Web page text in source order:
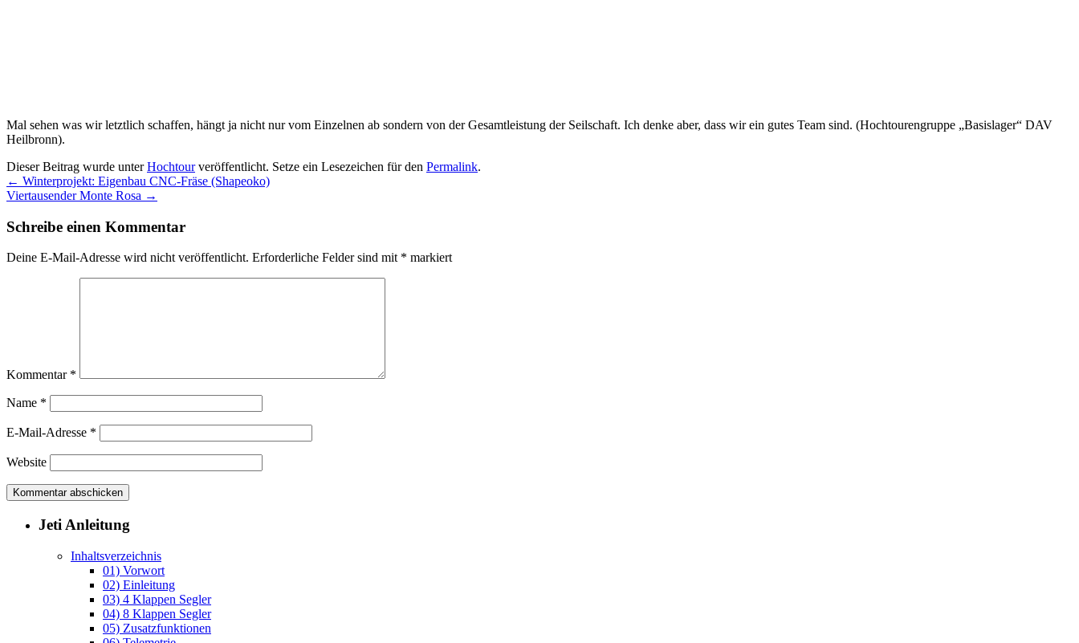
Mal sehen was wir letztlich schaffen, hängt ja nicht nur vom Einzelnen ab sondern von der Gesamtleistung der Seilschaft. Ich denke aber, dass wir ein gutes Team sind. (Hochtourengruppe „Basislager“ DAV
Heilbronn).
Dieser Beitrag wurde unterHochtourveröffentlicht. Setze ein Lesezeichen für den Permalink.
← Winterprojekt: Eigenbau CNC-Fräse (Shapeoko)
Viertausender Monte Rosa →
Schreibe einen Kommentar
Deine E-Mail-Adresse wird nicht veröffentlicht. Erforderliche Felder sind mit * markiert
Kommentar *
Name *
E-Mail-Adresse *
Website
Jeti Anleitung
Inhaltsverzeichnis
01) Vorwort
02) Einleitung
03) 4 Klappen Segler
04) 8 Klappen Segler
05) Zusatzfunktionen